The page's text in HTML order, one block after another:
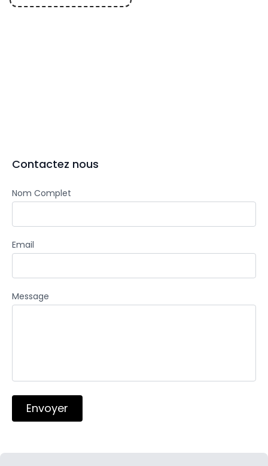
Contactez nous
Nom Complet
Email
Message
Envoyer